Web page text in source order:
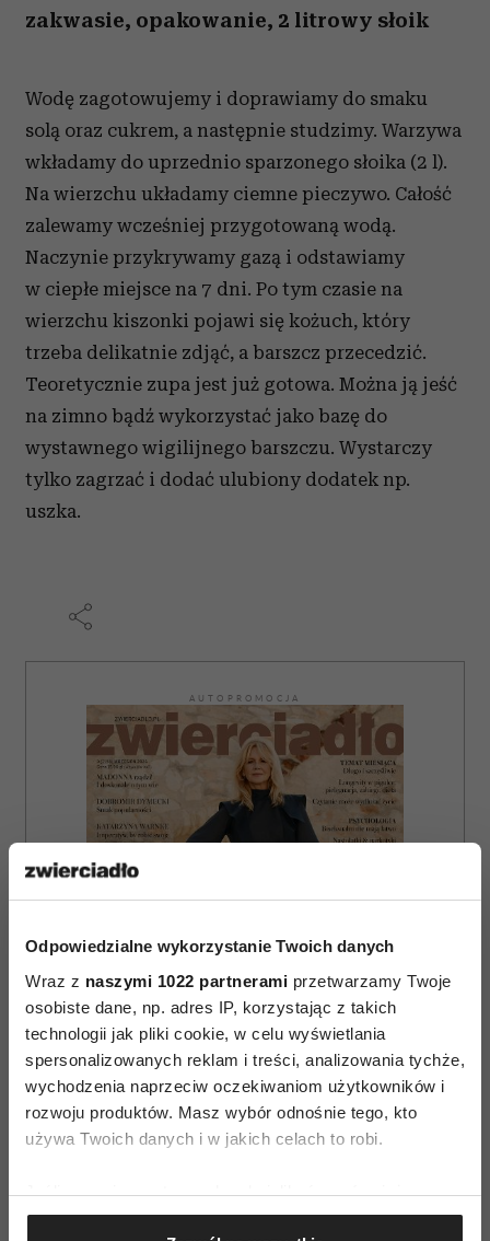
Odpowiedzialne wykorzystanie Twoich danych
Wraz z naszymi 1022 partnerami przetwarzamy Twoje
osobiste dane, np. adres IP, korzystając z takich
technologii jak pliki cookie, w celu wyświetlania
spersonalizowanych reklam i treści, analizowania tychże,
wychodzenia naprzeciw oczekiwaniom użytkowników i
rozwoju produktów. Masz wybór odnośnie tego, kto
używa Twoich danych i w jakich celach to robi.
Jeśli wyrazisz na to zgodę, chcielibyśmy również:
Gromadzić dane dotyczące Twojej lokalizacji
zakwasie, opakowanie, 2 litrowy słoik
Wodę zagotowujemy i doprawiamy do smaku
solą oraz cukrem, a następnie studzimy. Warzywa
wkładamy do uprzednio sparzonego słoika (2 l).
Na wierzchu układamy ciemne pieczywo. Całość
zalewamy wcześniej przygotowaną wodą.
Naczynie przykrywamy gazą i odstawiamy
w ciepłe miejsce na 7 dni. Po tym czasie na
wierzchu kiszonki pojawi się kożuch, który
trzeba delikatnie zdjąć, a barszcz przecedzić.
Teoretycznie zupa jest już gotowa. Można ją jeść
na zimno bądź wykorzystać jako bazę do
wystawnego wigilijnego barszczu. Wystarczy
tylko zagrzać i dodać ulubiony dodatek np.
uszka.
AUTOPROMOCJA
ZAMÓW